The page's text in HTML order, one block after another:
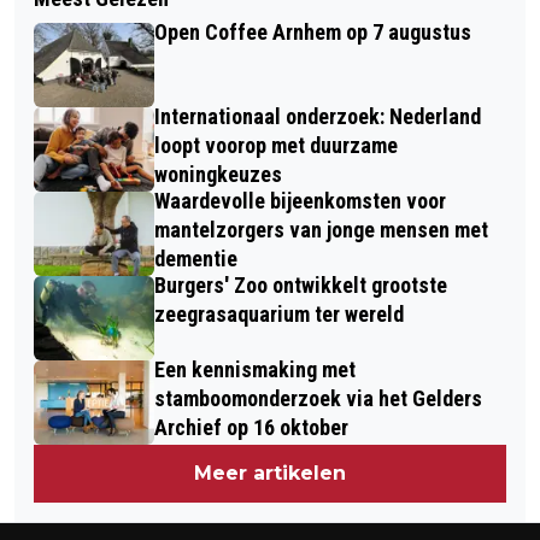
SSH&-STUDENTENCOMPLEX ‘DE
KROON’ AAN DE SLOCHTERENWEG
BIJZONDERE VOORPREMIÈRE IN
FOCUS ARNHEM OP ZATERDAG 25
APRIL
Open Coffee Arnhem op 7 augustus
Internationaal onderzoek: Nederland
loopt voorop met duurzame
woningkeuzes
Waardevolle bijeenkomsten voor
mantelzorgers van jonge mensen met
dementie
Burgers' Zoo ontwikkelt grootste
zeegrasaquarium ter wereld
Een kennismaking met
stamboomonderzoek via het Gelders
Archief op 16 oktober
Meer artikelen